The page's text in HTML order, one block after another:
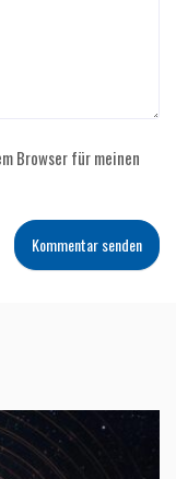
Browser für meinen